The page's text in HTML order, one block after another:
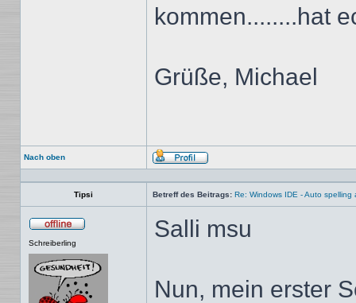
kommen........hat
Grüße, Michael
Nach oben
Profil
Tipsi Betreff des Beitrags: Re: Windows IDE - Auto spelling
Schreiberling
Salli msu
Nun, mein erster